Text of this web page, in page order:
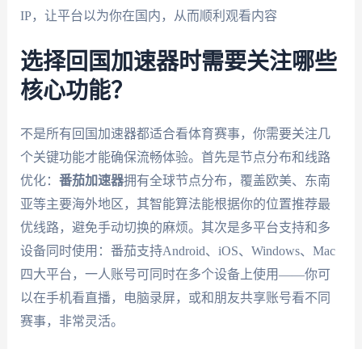
IP，让平台以为你在国内，从而顺利观看内容
选择回国加速器时需要关注哪些
核心功能？
不是所有回国加速器都适合看体育赛事，你需要关注几
个关键功能才能确保流畅体验。首先是节点分布和线路
优化： 番茄加速器拥有全球节点分布，覆盖欧美、东南
亚等主要海外地区，其智能算法能根据你的位置推荐最
优线路，避免手动切换的麻烦。其次是多平台支持和多
设备同时使用：番茄支持Android、iOS、Windows、Mac
四大平台，一人账号可同时在多个设备上使用——你可
以在手机看直播，电脑录屏，或和朋友共享账号看不同
赛事，非常灵活。